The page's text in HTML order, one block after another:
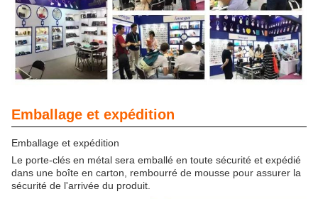
Emballage et expédition
Emballage et expédition
Le porte-clés en métal sera emballé en toute sécurité et expédié
dans une boîte en carton, rembourré de mousse pour assurer la
sécurité de l'arrivée du produit.